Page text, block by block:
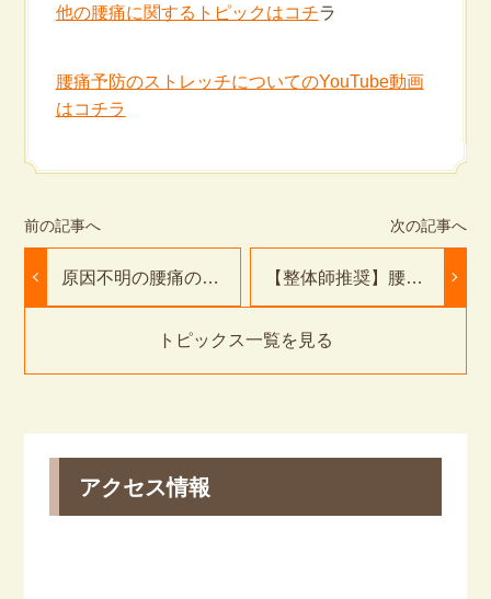
他の腰痛に関するトピックはコチラ
腰痛予防のストレッチについてのYouTube動画
はコチラ
原因不明の腰痛のつ
橋市のふたば接骨
【整体師推奨】腰痛
トレスとは？朝の腰
トピックス一覧を見る
アクセス情報